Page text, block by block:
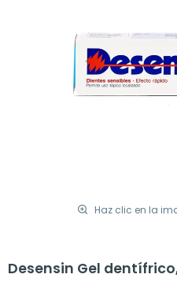
Haz clic en la
Desensin Gel